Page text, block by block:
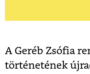
A Geréb Zsófia
történetének